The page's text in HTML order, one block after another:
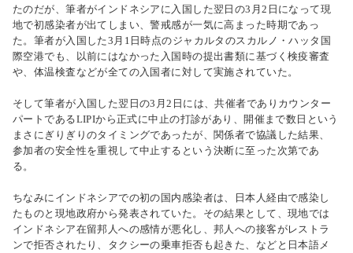
たのだが、筆者がインドネシアに入国した翌日の3月2日になって現
地で初感染者が出てしまい、警戒感が一気に高まった時期であっ
た。筆者が入国した3月1日時点のジャカルタのスカルノ・ハッタ国
際空港でも、以前にはなかった入国時の提出書類に基づく検疫審査
や、体温検査などが全ての入国者に対して実施されていた。
そして筆者が入国した翌日の3月2日には、共催者でありカウンター
パートであるLIPIから正式に中止の打診があり、開催まで数日という
まさにぎりぎりのタイミングであったが、関係者で協議した結果、
参加者の安全性を重視して中止するという決断に至った次第であ
る。
ちなみにインドネシアでの初の国内感染者は、日本人経由で感染し
たものと現地政府から発表されていた。その結果として、現地では
インドネシア在留邦人への感情が悪化し、邦人への接客がレストラ
ンで拒否されたり、タクシーの乗車拒否も起きた、などと日本語メ